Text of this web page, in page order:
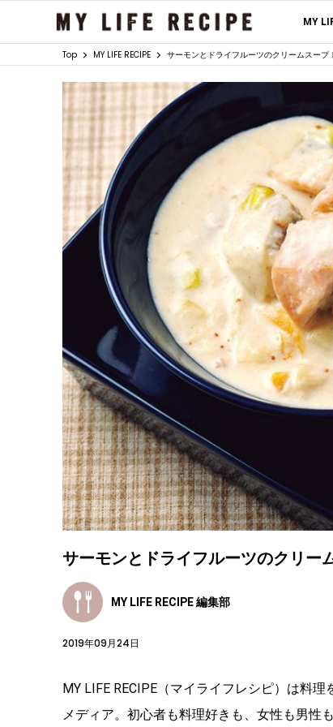
MY
Top MY LIFE RECIPE サーモンとドライフルーツのクリームスープ
サーモンとドライフルーツのクリー
MY LIFE RECIPE 編集部
2019年09月24日
MY LIFE RECIPE（マイライフレシピ）は料
メディア。初心者も料理好きも、女性も男性